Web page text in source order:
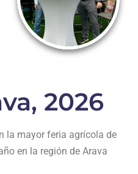
2026
la mayor feria agrícola de
en la región de Arava